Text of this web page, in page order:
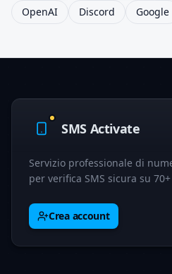
OpenAI
Discord Google
SMS Activate
Servizio professionale di
per verifica SMS sicura su
Crea account